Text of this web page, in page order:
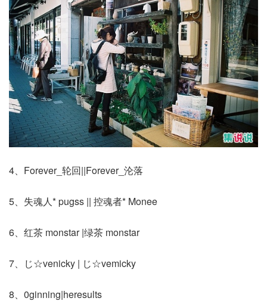
4、Forever_轮回||Forever_沦落
5、失魂人* pugss || 控魂者* Monee
6、红茶 monstar |绿茶 monstar
7、じ☆venicky | じ☆vemicky
8、0ginning|heresults